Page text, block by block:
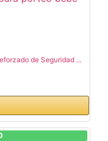
de Seguridad ...